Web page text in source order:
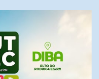
de 2026. O levantamento
e nível de
09520/2026